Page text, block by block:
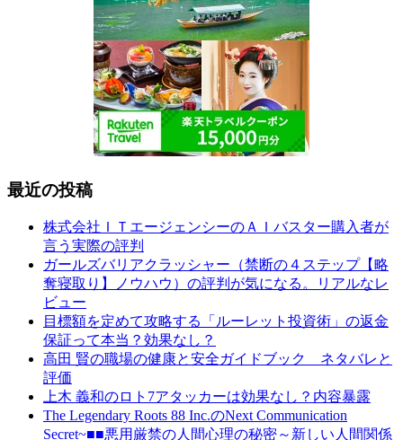
最近の投稿
株式会社ＩＴエージェンシーのＡＩバスター購入者が
言う実際の評判
ガールズバリアクラッシャー（禁断の４ステップ【略
奪寝取り】ノウハウ）の評判が気になる。リアルなレ
ビュー
目標額を定めて攻略する「ルーレット投資術」の返金
保証って本当？効果なし？
高田 賢の職場の健康と安全ガイドブック ネタバレと
評価
上木 義和のロト7アタッカーは効果なし？内容暴露
The Legendary Roots 88 Inc.のNext Communication
Secret~■■悪用厳禁の人間心理の秘密～新しい人間関係